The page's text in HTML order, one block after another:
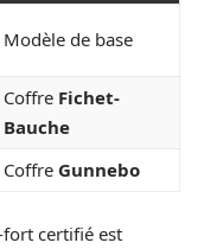
Modèle de base
Coffre Fichet-
Bauche
Coffre Gunnebo
fort certifié est